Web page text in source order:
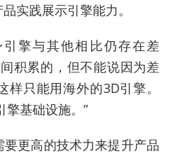
实践展示引擎能力。
擎与其他相比仍存在差
积累的，但不能说因为差
只能用海外的3D引擎。
擎基础设施。”
更高的技术力来提升产品